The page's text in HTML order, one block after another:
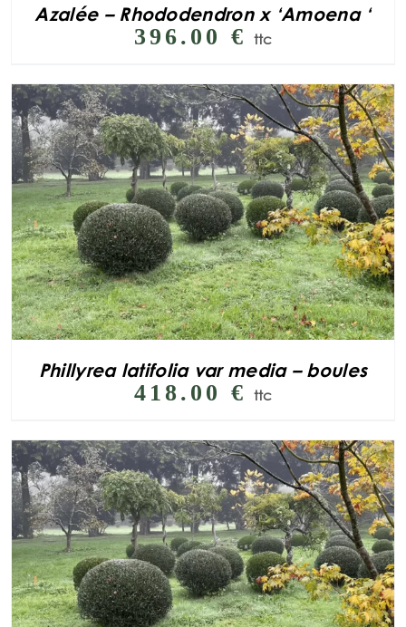
Azalée – Rhododendron x ‘Amoena ‘
396.00 € ttc
Phillyrea latifolia var media – boules
418.00 € ttc